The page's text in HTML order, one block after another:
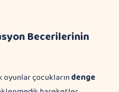
Becerilerinin
oyunlar çocuklarındenge